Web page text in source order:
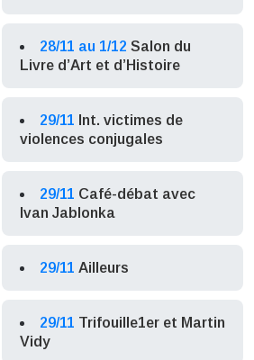
28/11 au 1/12 Salon du
Livre d’Art et d’Histoire
29/11 Int. victimes de
violences conjugales
29/11 Café-débat avec
Ivan Jablonka
29/11 Ailleurs
29/11 Trifouille1er et Martin
Vidy